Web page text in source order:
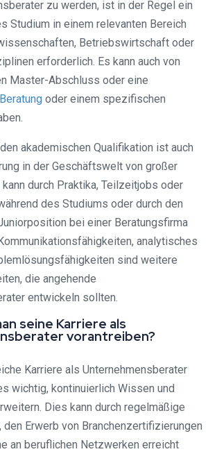
zu werden, ist in der Regel ein
Studium in einem relevanten Bereich
Betriebswirtschaft oder
erforderlich. Es kann auch von
Master-Abschluss oder eine
Beratung oder einem spezifischen
akademischen Qualifikation ist auch
in der Geschäftswelt von großer
durch Praktika, Teilzeitjobs oder
des Studiums oder durch den
bei einer Beratungsfirma
analytisches
sind weitere
die angehende
entwickeln sollten.
seine Karriere als
vorantreiben?
Karriere als Unternehmensberater
wichtig, kontinuierlich Wissen und
Dies kann durch regelmäßige
den Erwerb von Branchenzertifizierungen
an beruflichen Netzwerken erreicht